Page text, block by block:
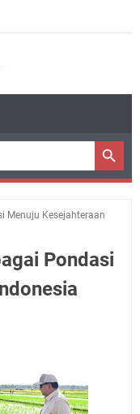
Menuju Kesejahteraan
Pondasi